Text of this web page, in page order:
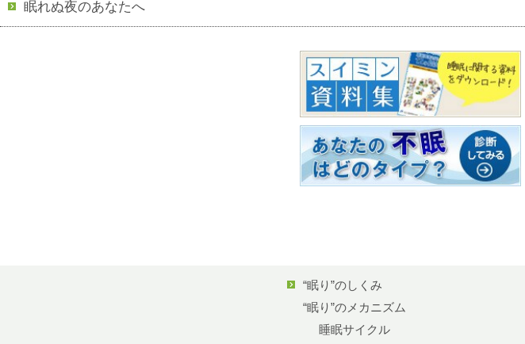
眠れぬ夜のあなたへ
“眠り”のしくみ
“眠り”のメカニズム
睡眠サイクル